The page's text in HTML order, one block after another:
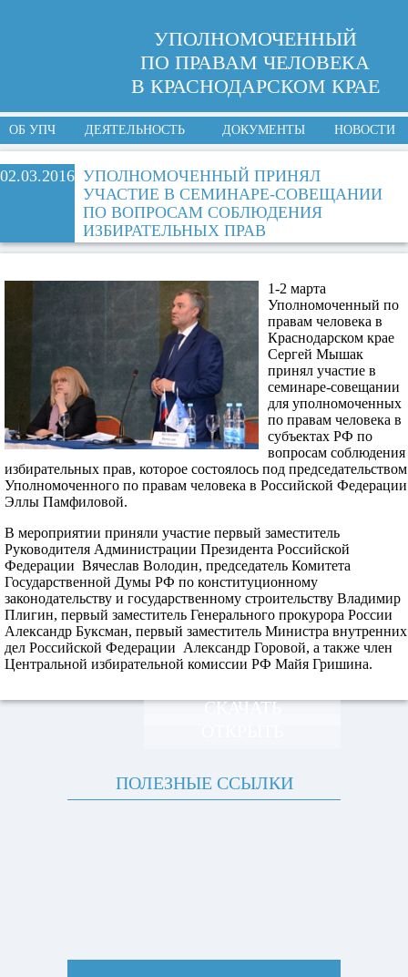
УПОЛНОМОЧЕННЫЙ
ПО ПРАВАМ ЧЕЛОВЕКА
В КРАСНОДАРСКОМ КРАЕ
ОБ УПЧ ДЕЯТЕЛЬНОСТЬ ДОКУМЕНТЫ НОВОСТИ
02.03.2016 УПОЛНОМОЧЕННЫЙ ПРИНЯЛ
УЧАСТИЕ В СЕМИНАРЕ-СОВЕЩАНИИ
ПО ВОПРОСАМ СОБЛЮДЕНИЯ
ИЗБИРАТЕЛЬНЫХ ПРАВ
1-2 марта
Уполномоченный по
правам человека в
Краснодарском крае
Сергей Мышак
принял участие в
семинаре-совещании
для уполномоченных
по правам человека в
субъектах РФ по
вопросам соблюдения
избирательных прав, которое состоялось под председательством
Уполномоченного по правам человека в Российской Федерации
Эллы Памфиловой.
В мероприятии приняли участие первый заместитель
Руководителя Администрации Президента Российской
Федерации Вячеслав Володин, председатель Комитета
Государственной Думы РФ по конституционному
законодательству и государственному строительству Владимир
Плигин, первый заместитель Генерального прокурора России
Александр Буксман, первый заместитель Министра внутренних
дел Российской Федерации Александр Горовой, а также член
Центральной избирательной комиссии РФ Майя Гришина.
СКАЧАТЬ
ПОЛЕЗНЫЕ ССЫЛКИ